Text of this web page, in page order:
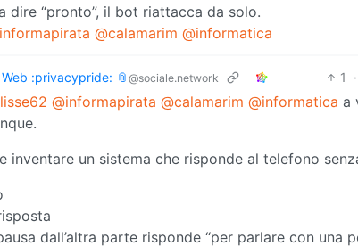
dire “pronto”, il bot riattacca da solo.
@calamarim @informatica
:privacypride: 📎 @sociale.network 1 ·
@informapirata @calamarim @informatica a
inventare un sistema che risponde al telefono
dall’altra parte risponde “per parlare con una